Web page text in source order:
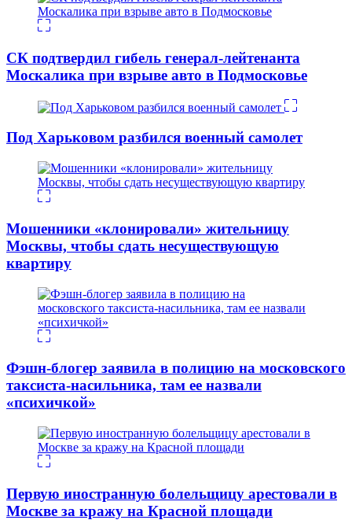
СК подтвердил гибель генерал-лейтенанта
Москалика при взрыве авто в Подмосковье
Под Харьковом разбился военный самолет
Мошенники «клонировали» жительницу
Москвы, чтобы сдать несуществующую
квартиру
Фэшн-блогер заявила в полицию на московского
таксиста-насильника, там ее назвали
«психичкой»
Первую иностранную болельщицу арестовали в
Москве за кражу на Красной площади